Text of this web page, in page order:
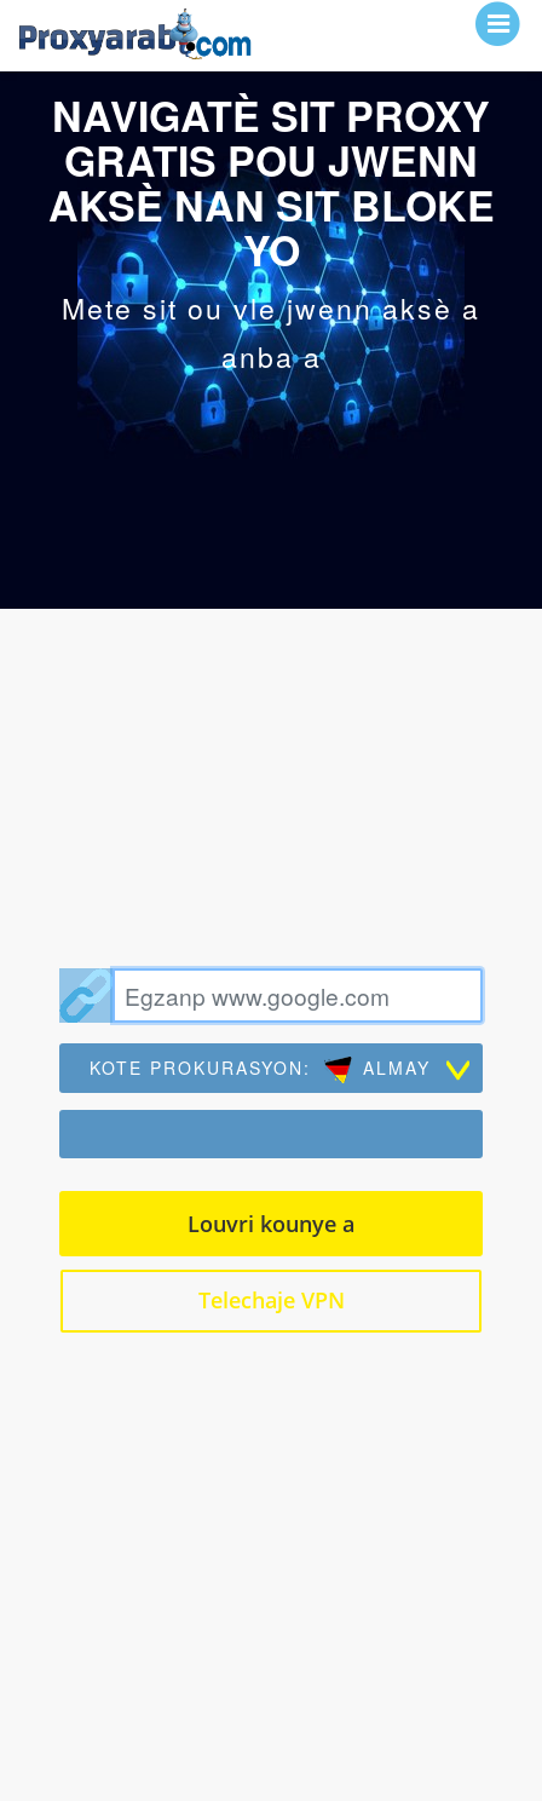
NAVIGATÈ SIT PROXY
GRATIS POU JWENN
AKSÈ NAN SIT BLOKE
YO
Mete sit ou vle jwenn aksè a
anba a
KOTE PROKURASYON: ALMAY
Louvri kounye a
Telechaje VPN